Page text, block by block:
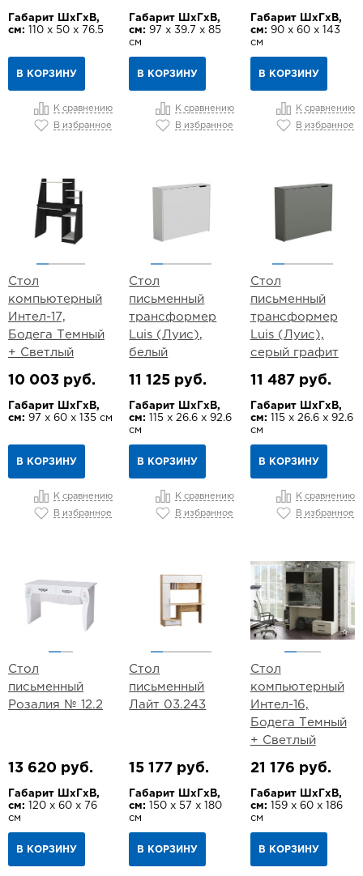
Габарит ШхГхВ,
см: 110 х 50 х 76.5
В КОРЗИНУ
К сравнению
В избранное
Габарит ШхГхВ,
см: 97 х 39.7 х 85
см
В КОРЗИНУ
К сравнению
В избранное
Габарит ШхГхВ,
см: 90 х 60 х 143
см
В КОРЗИНУ
К сравнению
В избранное
Стол
компьютерный
Интел-17,
Бодега Темный
+ Светлый
10 003 руб.
Габарит ШхГхВ,
см: 97 х 60 х 135 см
В КОРЗИНУ
К сравнению
В избранное
Стол
письменный
трансформер
Luis (Луис),
белый
11 125 руб.
Габарит ШхГхВ,
см:
115 х 26.6 х 92.6
см
В КОРЗИНУ
К сравнению
В избранное
Стол
письменный
трансформер
Luis (Луис),
серый графит
11 487 руб.
Габарит ШхГхВ,
см: 115 х 26.6 х 92.6
см
В КОРЗИНУ
К сравнению
В избранное
Стол
письменный
Розалия № 12.2
13 620 руб.
Габарит ШхГхВ,
см: 120 х 60 х 76
см
В КОРЗИНУ
Стол
письменный
Лайт 03.243
15 177 руб.
Габарит ШхГхВ,
см:
150 х 57 х 180
см
В КОРЗИНУ
Стол
компьютерный
Интел-16,
Бодега Темный
+ Светлый
21 176 руб.
Габарит ШхГхВ,
см: 159 х 60 х 186
см
В КОРЗИНУ